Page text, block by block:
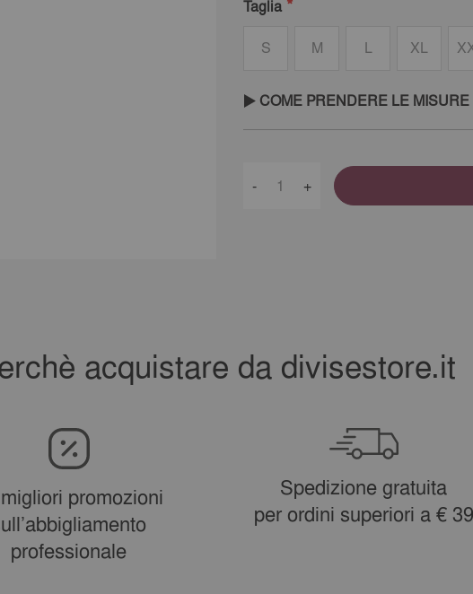
Taglia
S M L XL
COME PRENDERE LE MISURE
- +
acquistare da divisestore.it
promozioni
professionale
Spedizione gratuita
per ordini superiori a € 39